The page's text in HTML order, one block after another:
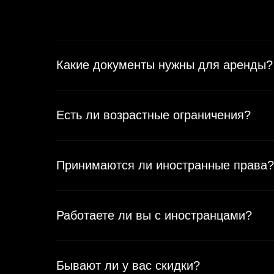
Какие документы нужны для аренды?
Есть ли возрастные ограничения?
Принимаются ли иностранные права?
Работаете ли вы с иностранцами?
Бывают ли у вас скидки?